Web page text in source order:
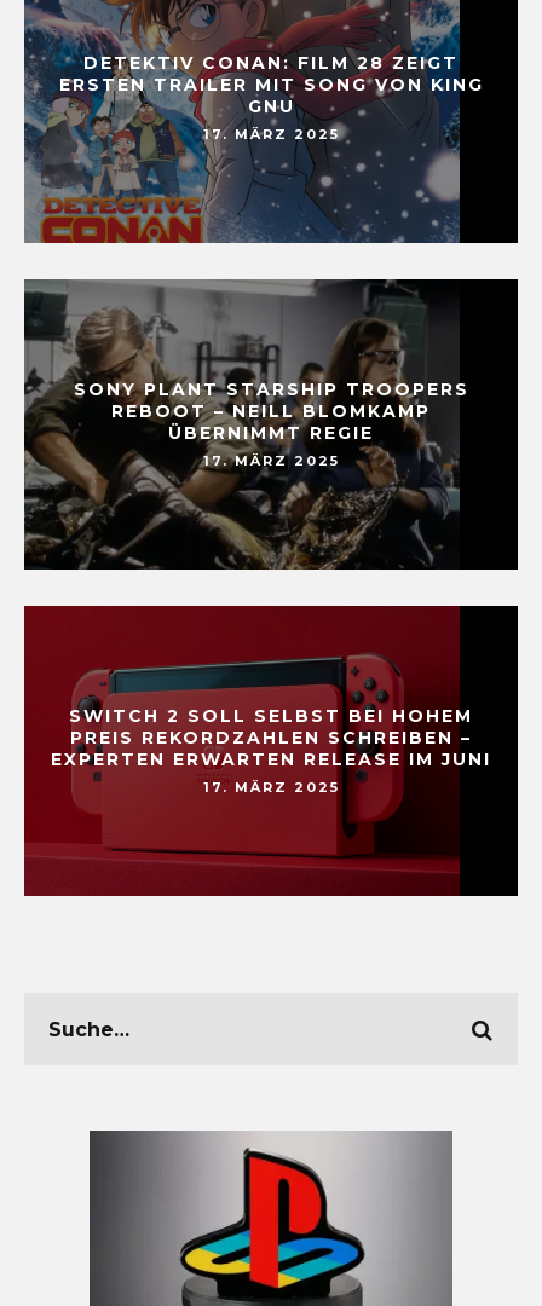
DETEKTIV CONAN: FILM 28 ZEIGT
ERSTEN TRAILER MIT SONG VON KING
GNU
17. MÄRZ 2025
SONY PLANT STARSHIP TROOPERS
REBOOT – NEILL BLOMKAMP
ÜBERNIMMT REGIE
17. MÄRZ 2025
SWITCH 2 SOLL SELBST BEI HOHEM
PREIS REKORDZAHLEN SCHREIBEN –
EXPERTEN ERWARTEN RELEASE IM JUNI
17. MÄRZ 2025